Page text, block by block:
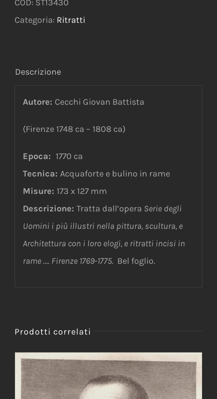
COD: ST13430
Categoria: Ritratti
Descrizione
Autore: Cecchi Giovan Battista
(Firenze 1748 ca – 1808 ca)
Epoca: 1770 ca
Tecnica: Acquaforte e bulino in rame
Misure: 173 x 127 mm
Descrizione: Tratta dall’opera Serie degli
Uomini i più illustri nella pittura, scultura, e
Architettura con i loro elogi, e ritratti incisi in
rame …. Firenze 1769-1775. Bel foglio.
Prodotti correlati